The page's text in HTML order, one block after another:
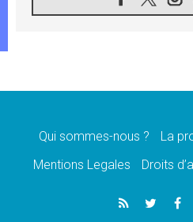
06.08.2026
message de paix
«La visite du Pape
05.08.2026
Le nonce en
Qui sommes-nous ? La
Mentions Legales
Droits